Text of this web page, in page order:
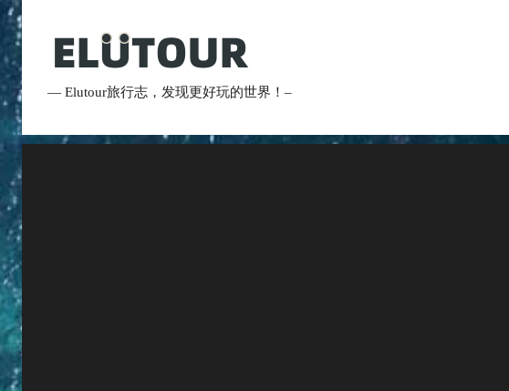
跳
至
内
容
Elutour
旅
— Elutour旅行志，发现更好玩的世界！–